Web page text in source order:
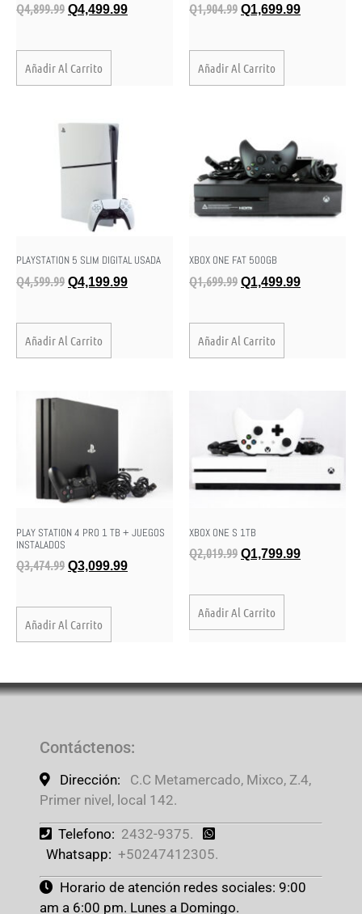
Q4,899.99 Q4,499.99
Añadir Al Carrito
Q1,904.99 Q1,699.99
Añadir Al Carrito
PLAYSTATION 5 SLIM DIGITAL USADA
Q4,599.99 Q4,199.99
Añadir Al Carrito
XBOX ONE FAT 500GB
Q1,699.99 Q1,499.99
Añadir Al Carrito
PLAY STATION 4 PRO 1 TB + JUEGOS
INSTALADOS
Q3,474.99 Q3,099.99
Añadir Al Carrito
XBOX ONE S 1TB
Q2,019.99 Q1,799.99
Añadir Al Carrito
Contáctenos:
Dirección:
C.C Metamercado, Mixco, Z.4,
Primer nivel, local 142.
Telefono: 2432-9375.
Whatsapp: +50247412305.
Horario de atención redes sociales: 9:00
am a 6:00 pm. Lunes a Domingo.